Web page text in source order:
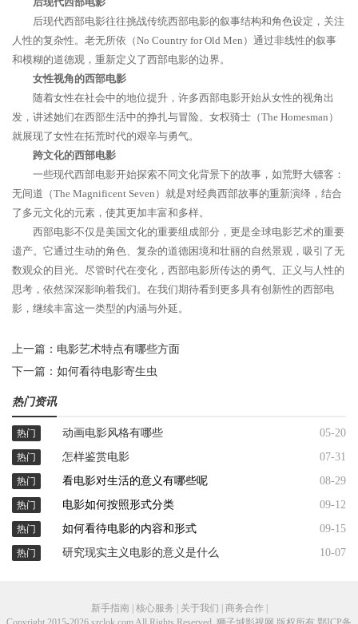
后现代西部电影往往挑战传统西部电影的叙事结构和角色设定，关注
人性的复杂性。老无所依（No Country for Old Men）通过非线性的叙事
和模糊的道德观，重新定义了西部电影的边界。
女性视角的西部电影
随着女性在社会中的地位提升，许多西部电影开始从女性的视角出
发，讲述她们在西部生活中的挣扎与冒险。女权骑士（The Homesman）
就展现了女性在拓荒时代的艰辛与勇气。
跨文化的西部电影
一些现代西部电影开始探索不同文化背景下的故事，如荒野大镖客：
无间道（The Magnificent Seven）就是对经典西部故事的重新演绎，结合
了多元文化的元素，使其更加丰富和多样。
西部电影不仅是美国文化的重要组成部分，更是全球电影艺术的重要
遗产。它通过生动的角色、复杂的道德困境和壮丽的自然景观，吸引了无
数观众的目光。尽管时代在变化，西部电影所传达的勇气、正义与人性的
思考，依然深深影响着我们。在我们期待看到更多具有创新性的西部电
影，继续丰富这一类型的内涵与外延。
上一篇： 电影艺术特点有哪些方面
下一篇： 如何看待电影寄生虫
热门资讯
热门 动画电影风格有哪些 05-20
热门 怎样鉴赏电影 07-31
热门 看电影对生活的意义有哪些呢 08-29
热门 电影如何按照形式分类 09-12
热门 如何看待电影的内容和形式 09-15
热门 研究现实主义电影的意义是什么 10-07
新手指南 | 核心服务 | 关于我们 | 商务合作 |